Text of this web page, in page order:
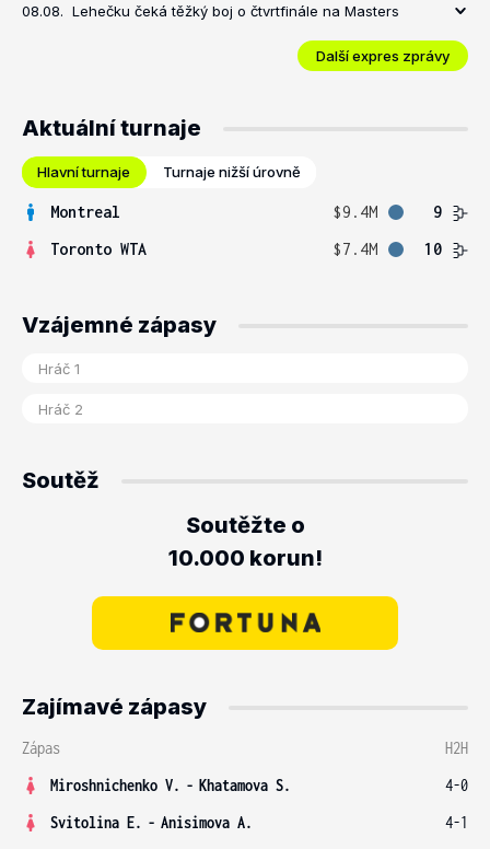
08.08. Lehečku čeká těžký boj o čtvrtfinále na Masters
Další expres zprávy
Aktuální turnaje
Hlavní turnaje Turnaje nižší úrovně
Montreal $9.4M
9
Toronto WTA
$7.4M 10
Vzájemné zápasy
Soutěž
Soutěžte o
10.000 korun!
Zajímavé zápasy
Zápas
H2H
Miroshnichenko V. - Khatamova S.
4-0
Svitolina E. - Anisimova A.
4-1